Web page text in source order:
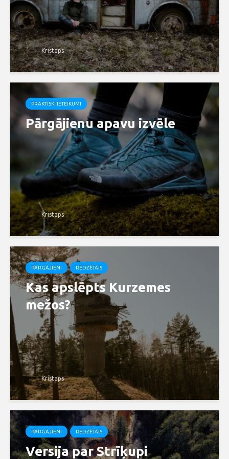
Kristaps
PRAKTISKI IETEIKUMI
Pārgājienu apavu izvēle
Kristaps
PĀRGĀJIENI REDZĒTAIS
Kas apslēpts Kurzemes
mežos?
Kristaps
PĀRGĀJIENI REDZĒTAIS
Versija par Strīķupi